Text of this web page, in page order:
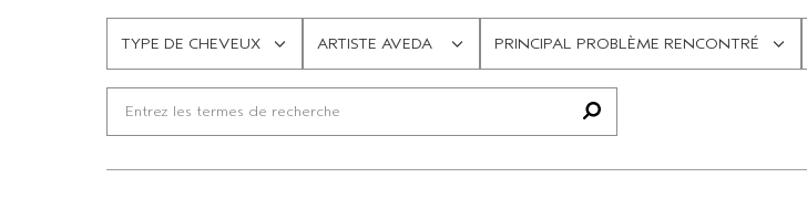
TYPE DE CHEVEUX ARTISTE AVEDA PRINCIPAL PROBLÈME RENCONTRÉ